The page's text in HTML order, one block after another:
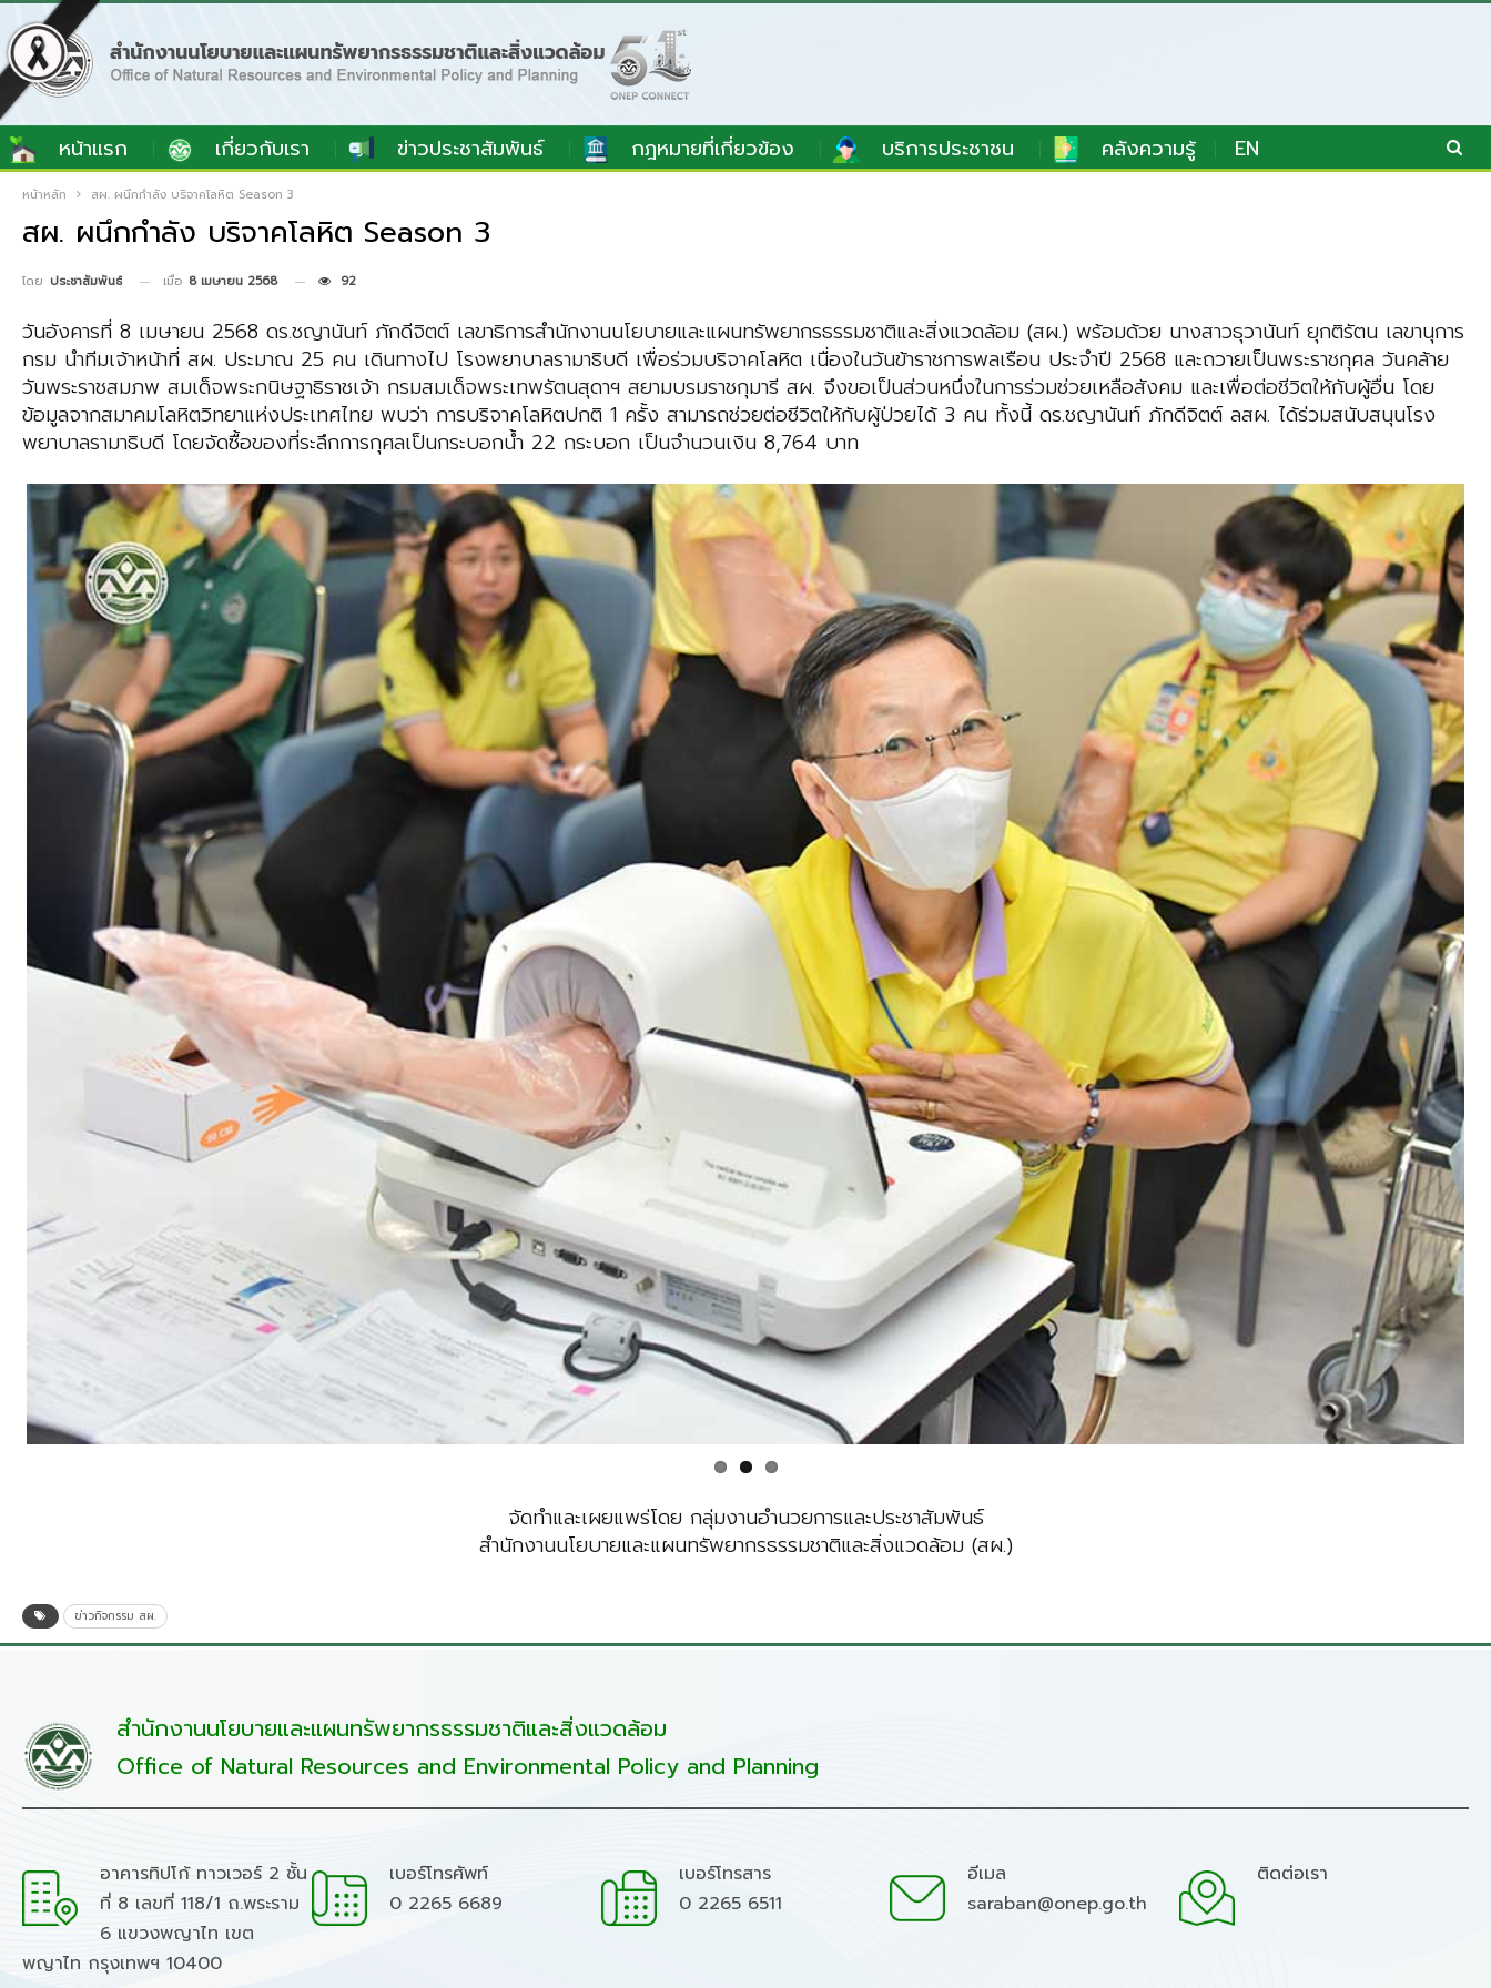
หน้าแรก เกี่ยวกับเรา ข่าวประชาสัมพันธ์ กฎหมายที่เกี่ยวข้อง บริการประชาชน คลังความรู้ EN
หน้าหลัก สผ. ผนึกกำลัง บริจาคโลหิต Season 3
สผ. ผนึกกำลัง บริจาคโลหิต Season 3
โดย ประชาสัมพันธ์ เมื่อ 8 เมษายน 2568 92
วันอังคารที่ 8 เมษายน 2568 ดร.ชญานันท์ ภักดีจิตต์ เลขาธิการสำนักงานนโยบายและแผนทรัพยากรธรรมชาติและสิ่งแวดล้อม (สผ.) พร้อมด้วย นางสาวธุวานันท์ ยุกติรัตน เลขานุการ
กรม นำทีมเจ้าหน้าที่ สผ. ประมาณ 25 คน เดินทางไป โรงพยาบาลรามาธิบดี เพื่อร่วมบริจาคโลหิต เนื่องในวันข้าราชการพลเรือน ประจำปี 2568 และถวายเป็นพระราชกุศล วันคล้าย
วันพระราชสมภพ สมเด็จพระกนิษฐาธิราชเจ้า กรมสมเด็จพระเทพรัตนสุดาฯ สยามบรมราชกุมารี สผ. จึงขอเป็นส่วนหนึ่งในการร่วมช่วยเหลือสังคม และเพื่อต่อชีวิตให้กับผู้อื่น โดย
ข้อมูลจากสมาคมโลหิตวิทยาแห่งประเทศไทย พบว่า การบริจาคโลหิตปกติ 1 ครั้ง สามารถช่วยต่อชีวิตให้กับผู้ป่วยได้ 3 คน ทั้งนี้ ดร.ชญานันท์ ภักดีจิตต์ ลสผ. ได้ร่วมสนับสนุนโรง
พยาบาลรามาธิบดี โดยจัดซื้อของที่ระลึกการกุศลเป็นกระบอกน้ำ 22 กระบอก เป็นจำนวนเงิน 8,764 บาท
จัดทำและเผยแพร่โดย กลุ่มงานอำนวยการและประชาสัมพันธ์
สำนักงานนโยบายและแผนทรัพยากรธรรมชาติและสิ่งแวดล้อม (สผ.)
ข่าวกิจกรรม สผ.
สำนักงานนโยบายและแผนทรัพยากรธรรมชาติและสิ่งแวดล้อม
Office of Natural Resources and Environmental Policy and Planning
อาคารทิปโก้ ทาวเวอร์ 2 ชั้น
ที่ 8 เลขที่ 118/1 ถ.พระราม
6 แขวงพญาไท เขต
พญาไท กรุงเทพฯ 10400
เบอร์โทรศัพท์
0 2265 6689
เบอร์โทรสาร
0 2265 6511
อีเมล
saraban@onep.go.th
ติดต่อเรา